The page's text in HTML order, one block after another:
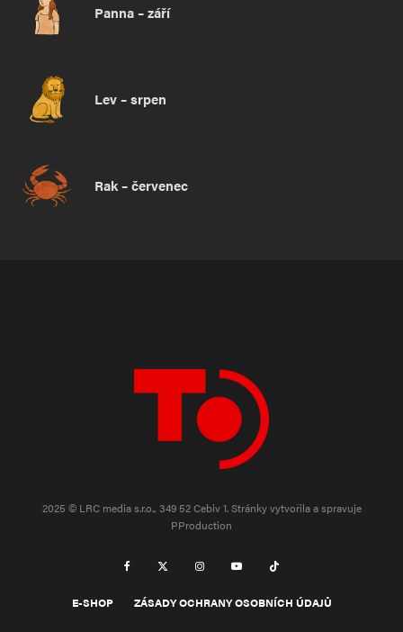
Panna – září
Lev – srpen
Rak – červenec
2025 © LRC media s.r.o., 349 52 Cebiv 1.Stránky vytvořila a spravuje
PProduction
E-SHOP ZÁSADY OCHRANY OSOBNÍCH ÚDAJŮ